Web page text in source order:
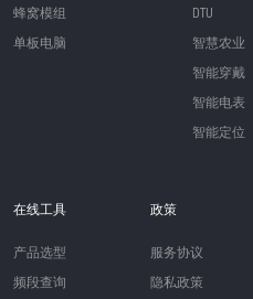
蜂窝模组
单板电脑
DTU
智慧农业
智能穿戴
智能电表
智能定位
在线工具
产品选型
频段查询
政策
服务协议
隐私政策